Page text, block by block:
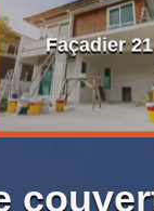
Façadier 21